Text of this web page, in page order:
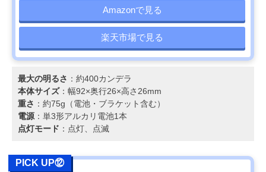
Amazonで見る
楽天市場で見る
最大の明るさ ：約400カンデラ
本体サイズ：幅92×奥行26×高さ26mm
重さ ：約75g（電池・ブラケット含む）
電源 ：単3形アルカリ電池1本
点灯モード ：点灯、点滅
PICK UP⑫